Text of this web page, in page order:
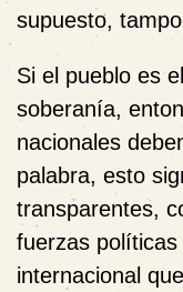
supuesto,
Si el pueblo es
soberanía,
nacionales
palabra, esto
transparentes,
fuerzas
internacional